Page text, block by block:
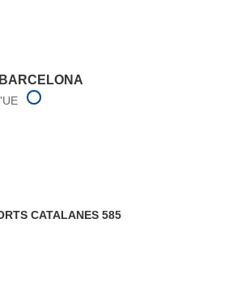
CATALANES 585